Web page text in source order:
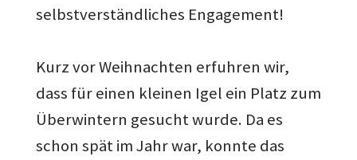
selbstverständliches Engagement!
Kurz vor Weihnachten erfuhren wir,
dass für einen kleinen Igel ein Platz zum
Überwintern gesucht wurde. Da es
schon spät im Jahr war, konnte das